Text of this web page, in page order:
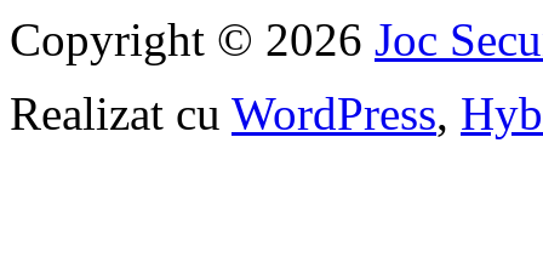
Copyright © 2026 Joc
Realizat cu WordPress,